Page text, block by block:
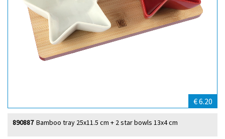
€ 6.20
Bamboo tray 25x11.5 cm + 2 star bowls 13x4 cm
890887